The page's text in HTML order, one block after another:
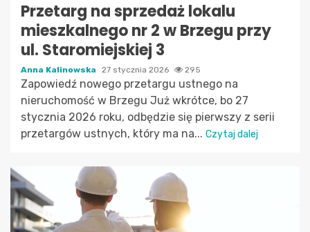
Przetarg na sprzedaż lokalu
mieszkalnego nr 2 w Brzegu przy
ul. Staromiejskiej 3
Anna Kalinowska 27 stycznia 2026 295
Zapowiedź nowego przetargu ustnego na
nieruchomość w Brzegu Już wkrótce, bo 27
stycznia 2026 roku, odbędzie się pierwszy z serii
przetargów ustnych, który ma na... Czytaj dalej